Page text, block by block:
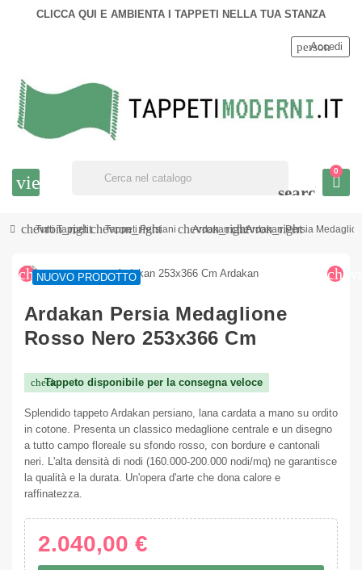
CLICCA QUI E AMBIENTA I TAPPETI NELLA TUA STANZA
view_headline search
person
Accedi
0
chevron_right
Tutti Tappeti chevron_right
Tappeti Persiani chevron_right
Ardakanchevron_right
Ardakan Persia
chevron_left
NUOVO PRODOTTO
Ardakan Persia Medaglione
Rosso Nero 253x366 Cm
check
Tappeto disponibile per la consegna veloce
Splendido tappeto Ardakan persiano, lana cardata a mano su ordito
in cotone. Presenta un classico medaglione centrale e un disegno
a tutto campo floreale su sfondo rosso, con bordure e cantonali
neri. L'alta densità di nodi (160.000-200.000 nodi/mq) ne garantisce
la qualità e la durata. Un'opera d'arte che dona calore e
raffinatezza.
2.040,00 €